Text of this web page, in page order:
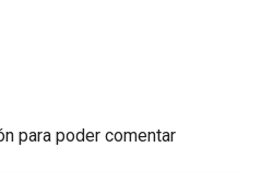
para poder comentar